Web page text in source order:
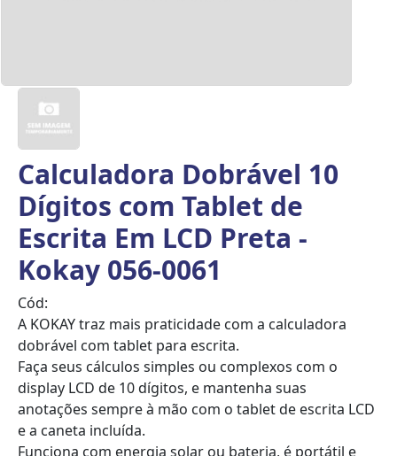
Calculadora Dobrável 10
Dígitos com Tablet de
Escrita Em LCD Preta -
Kokay 056-0061
Cód:
A KOKAY traz mais praticidade com a calculadora
dobrável com tablet para escrita.
Faça seus cálculos simples ou complexos com o
display LCD de 10 dígitos, e mantenha suas
anotações sempre à mão com o tablet de escrita LCD
e a caneta incluída.
Funciona com energia solar ou bateria, é portátil e